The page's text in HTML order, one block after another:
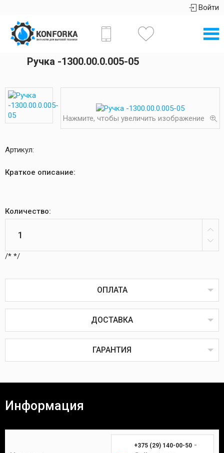
Войти
Ручка -1300.00.0.005-05
Нажмите, чтобы увеличить изображение
Артикул:
Краткое описание:
Количество:
/* */
ОПЛАТА
онлайн или через терминал в пунктах выдачи,
наличным или безналичным расчётом, через
ДОСТАВКА
среднем занимает 3-7 дней.
ГАРАНТИЯ
Покупатель вправе вернуть товар в течение 14
необходимы:
Информация
+375 (29) 140-00-50 -